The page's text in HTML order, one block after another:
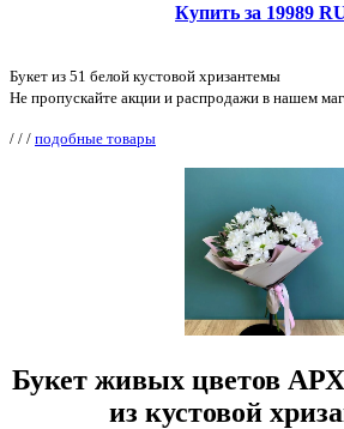
Купить за 19989
Букет из 51 белой кустовой хризантемы
Не пропускайте акции и распродажи в нашем
/ / / подобные товары
Букет живых цветов
из кустовой